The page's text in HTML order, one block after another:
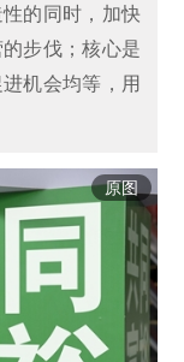
的同时，加快
步伐；核心是
机会均等，用
原图